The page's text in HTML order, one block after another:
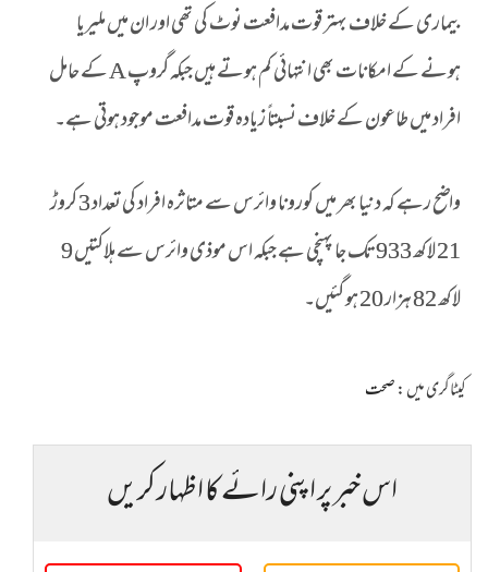
بیماری کے خلاف بہتر قوت مدافعت نوٹ کی تھی اور ان میں ملیریا
ہونے کے امکانات بھی انتہائی کم ہوتے ہیں جبکہ گروپ A کے حامل
افراد میں طاعون کے خلاف نسبتاً زیادہ قوت مدافعت موجود ہوتی ہے۔
واضح رہے کہ دنیا بھر میں کورونا وائرس سے متاثرہ افراد کی تعداد 3 کروڑ
21 لاکھ 933 تک جا پہنچی ہے جبکہ اس موذی وائرس سے ہلاکتیں 9
لاکھ 82 ہزار 20 ہو گئیں۔
کیٹاگری میں :صحت
اس خبر پر اپنی رائے کا اظہار کریں